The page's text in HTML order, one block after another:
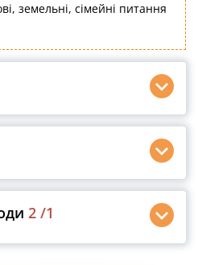
земельні, сімейні питання
2 /1